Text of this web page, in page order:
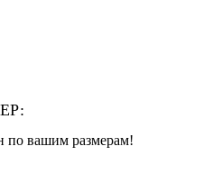
по вашим размерам!